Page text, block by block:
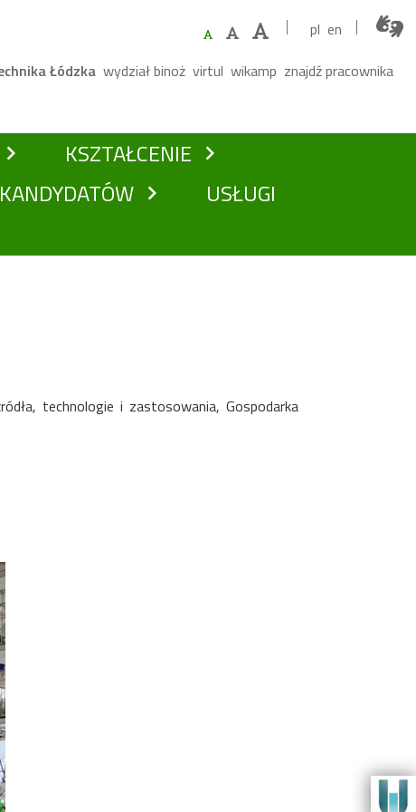
pl en
menu
Łódzka wydział binoż virtul wikamp znajdź pracownika
chevron_right KSZTAŁCENIE chevron_right
chevron_right
USŁUGI
technologie i zastosowania, Gospodarka